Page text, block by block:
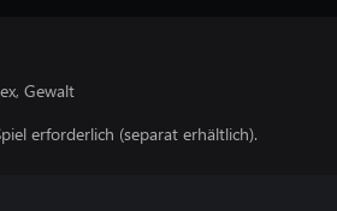
Gewalt
erforderlich (separat erhältlich).